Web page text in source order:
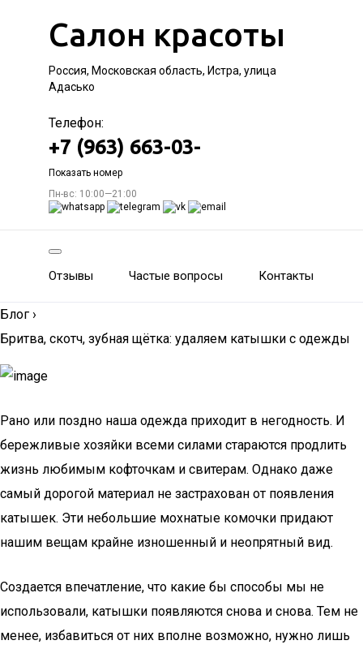
Салон красоты
Россия, Московская область, Истра, улица
Адасько
Телефон:
+7 (963) 663-03-
Показать номер
Пн-вс: 10:00—21:00
Отзывы Частые вопросы Контакты
Блог ›
Бритва, скотч, зубная щётка: удаляем катышки с одежды
Рано или поздно наша одежда приходит в негодность. И
бережливые хозяйки всеми силами стараются продлить
жизнь любимым кофточкам и свитерам. Однако даже
самый дорогой материал не застрахован от появления
катышек. Эти небольшие мохнатые комочки придают
нашим вещам крайне изношенный и неопрятный вид.
Создается впечатление, что какие бы способы мы не
использовали, катышки появляются снова и снова. Тем не
менее, избавиться от них вполне возможно, нужно лишь